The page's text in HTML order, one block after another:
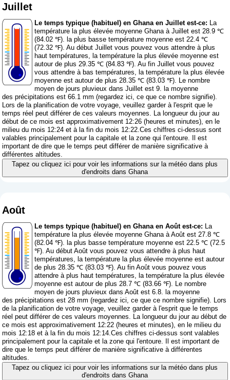
Juillet
Le temps typique (habituel) en Ghana en Juillet est-ce: La
température la plus élevée moyenne Ghana à Juillet est 28.9 ℃
(84.02 ℉). la plus basse température moyenne est 22.4 ℃
(72.32 ℉). Au début Juillet vous pouvez vous attendre à plus
haut températures, la température la plus élevée moyenne est
autour de plus 29.35 ℃ (84.83 ℉). Au fin Juillet vous pouvez
vous attendre à bas températures, la température la plus élevée
moyenne est autour de plus 28.35 ℃ (83.03 ℉). Le nombre
moyen de jours pluvieux dans Juillet est 9. la moyenne
des précipitations est 66.1 mm (regardez ici, ce que ce nombre signifie).
Lors de la planification de votre voyage, veuillez garder à l'esprit que le
temps réel peut différer de ces valeurs moyennes. La longueur du jour au
début de ce mois est approximativement 12:26 (heures et minutes), en le
milieu du mois 12:24 et à la fin du mois 12:22.Ces chiffres ci-dessus sont
valables principalement pour la capitale et la zone qui l'entoure. Il est
important de dire que le temps peut différer de manière significative à
différentes altitudes.
Tapez ou cliquez ici pour voir les informations sur la météo dans plus
d'endroits dans Ghana
Août
Le temps typique (habituel) en Ghana en Août est-ce: La
température la plus élevée moyenne Ghana à Août est 27.8 ℃
(82.04 ℉). la plus basse température moyenne est 22.5 ℃ (72.5
℉). Au début Août vous pouvez vous attendre à plus haut
températures, la température la plus élevée moyenne est autour
de plus 28.35 ℃ (83.03 ℉). Au fin Août vous pouvez vous
attendre à plus haut températures, la température la plus élevée
moyenne est autour de plus 28.7 ℃ (83.66 ℉). Le nombre
moyen de jours pluvieux dans Août est 6.8. la moyenne
des précipitations est 28 mm (regardez ici, ce que ce nombre signifie). Lors
de la planification de votre voyage, veuillez garder à l'esprit que le temps
réel peut différer de ces valeurs moyennes. La longueur du jour au début de
ce mois est approximativement 12:22 (heures et minutes), en le milieu du
mois 12:18 et à la fin du mois 12:14.Ces chiffres ci-dessus sont valables
principalement pour la capitale et la zone qui l'entoure. Il est important de
dire que le temps peut différer de manière significative à différentes
altitudes.
Tapez ou cliquez ici pour voir les informations sur la météo dans plus
d'endroits dans Ghana